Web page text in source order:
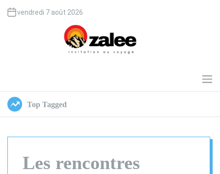
n
vendredi 7 août 2026
l
e
e
M
e
Top Tagged
Les rencontres